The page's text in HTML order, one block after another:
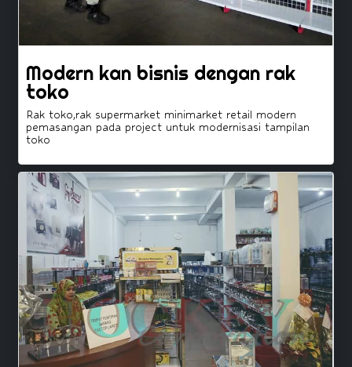
Modern kan bisnis dengan rak
toko
Rak toko,rak supermarket minimarket retail modern
pemasangan pada project untuk modernisasi tampilan
toko